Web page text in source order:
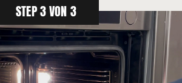
STEP 3 VON 3